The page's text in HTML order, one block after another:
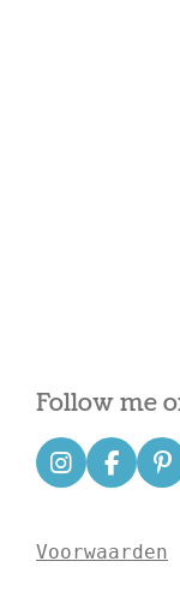
Follow me
I
n
a
F
a
b
P
i
e
Voorwaarden